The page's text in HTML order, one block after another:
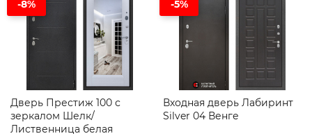
-8%
Дверь Престиж 100 с
зеркалом Шелк/
Лиственница белая
-5%
Входная дверь Лабиринт
Silver 04 Венге